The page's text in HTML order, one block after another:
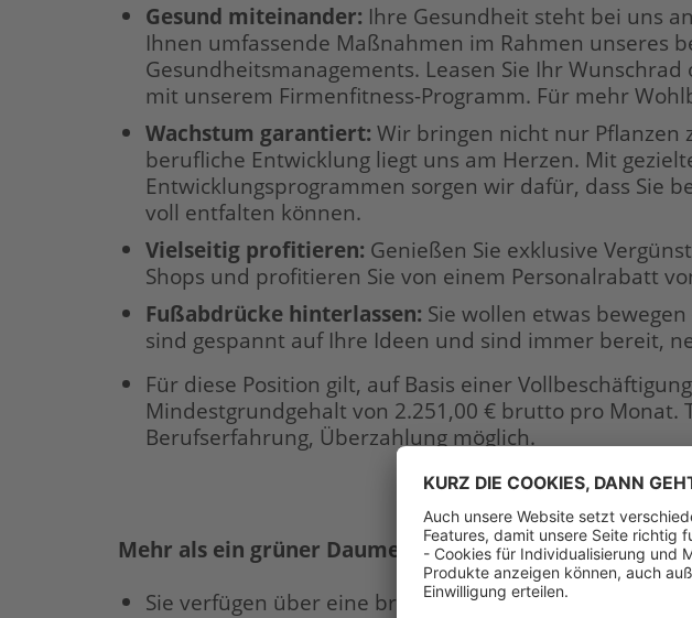
Gesund miteinander: Ihre Gesundheit steht bei uns
Ihnen umfassende Maßnahmen im Rahmen unseres
Gesundheitsmanagements. Leasen Sie Ihr
mit unserem Firmenfitness-Programm. Für mehr
Wachstum garantiert: Wir bringen nicht nur Pflanzen
berufliche Entwicklung liegt uns am Herzen. Mit
Entwicklungsprogrammen sorgen wir dafür, dass Sie
voll entfalten können.
Vielseitig profitieren: Genießen Sie exklusive
Shops und profitieren Sie von einem Personalrabatt
Fußabdrücke hinterlassen: Sie wollen etwas
sind gespannt auf Ihre Ideen und sind immer bereit,
Für diese Position gilt, auf Basis einer
Mindestgrundgehalt von 2.251,00 € brutto pro Monat.
Berufserfahrung, Überzahlung möglich.
Mehr als ein grüner Daumen – Ihr Profil als Verkäufer
Sie verfügen über eine branchen- bzw. fachbezogene